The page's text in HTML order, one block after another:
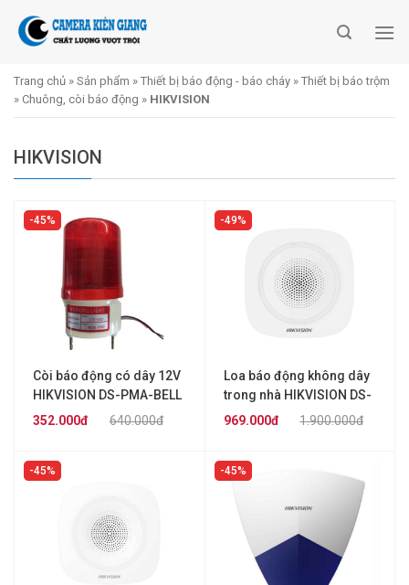
Trang chủ » Sản phẩm » Thiết bị báo động - báo cháy » Thiết bị báo trộm
» Chuông, còi báo động » HIKVISION
HIKVISION
45%
Còi báo động có dây 12V
HIKVISION DS-PMA-BELL
640.000đ
352.000đ
49%
Loa báo động không dây
trong nhà HIKVISION DS-
PS1-I-WB
1.900.000đ
969.000đ
45% 45%